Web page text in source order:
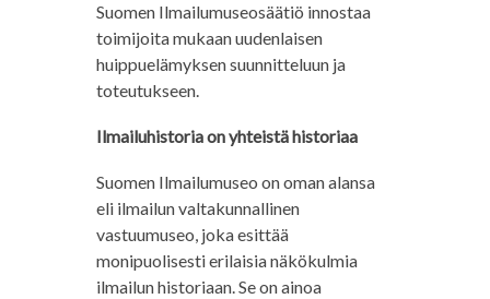
Suomen Ilmailumuseosäätiö innostaa
toimijoita mukaan uudenlaisen
huippuelämyksen suunnitteluun ja
toteutukseen.
Ilmailuhistoria on yhteistä historiaa
Suomen Ilmailumuseo on oman alansa
eli ilmailun valtakunnallinen
vastuumuseo, joka esittää
monipuolisesti erilaisia näkökulmia
ilmailun historiaan. Se on ainoa